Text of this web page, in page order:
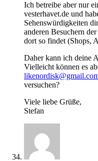
Ich betreibe aber nur
vesterhavet.de und
Sehenswürdigkeiten
anderen Besuchern
dort so findet (Shops,
Daher kann ich deine
Vielleicht können es
versuchen?
Viele liebe Grüße,
Stefan